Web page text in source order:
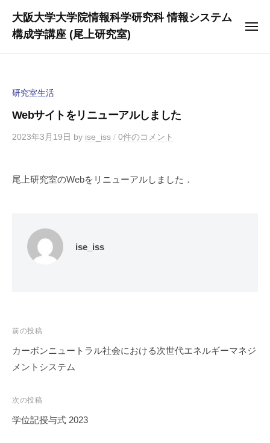
大阪大学大学院情報科学研究科 情報システム
構成学講座 (尾上研究室)
メ
研究室生活
Webサイトをリニューアルしました
2023年3月19日 by ise_iss / 0件のコメント
尾上研究室のWebをリニューアルしました．
ise_iss
投
稿
ナ
ゲ
ー
前の投稿
カーボンニュートラル社会における次世代エネルギーマネジ
メントシステム
次の投稿
学位記授与式 2023